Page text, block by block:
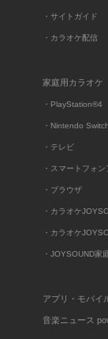
・サイトガイド
・カラオケ配信
家庭用カラオケ
・PlayStation®4
・Nintendo
・テレビ
・スマートフォン
・ブラウザ
・カラオケ
・カラオケ
・JOYSOUND家
アプリ・モバイ
音楽ニュース